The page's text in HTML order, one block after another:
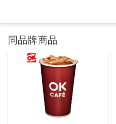
同品牌商品